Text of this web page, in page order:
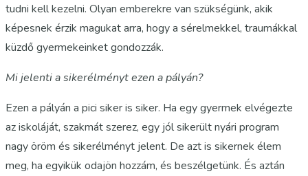
tudni kell kezelni. Olyan emberekre van szükségünk, akik
képesnek érzik magukat arra, hogy a sérelmekkel, traumákkal
küzdő gyermekeinket gondozzák.
Mi jelenti a sikerélményt ezen a pályán?
Ezen a pályán a pici siker is siker. Ha egy gyermek elvégezte
az iskoláját, szakmát szerez, egy jól sikerült nyári program
nagy öröm és sikerélményt jelent. De azt is sikernek élem
meg, ha egyikük odajön hozzám, és beszélgetünk. És aztán